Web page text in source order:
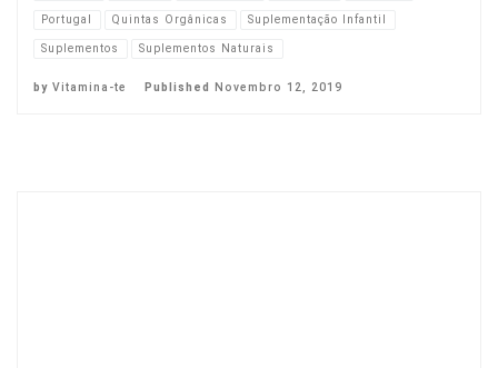
Portugal
Quintas Orgânicas
Suplementação Infantil
Suplementos
Suplementos Naturais
by Vitamina-te Published Novembro 12, 2019